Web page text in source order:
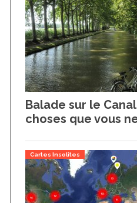
Balade sur le
choses que vous
Cartes Insolites